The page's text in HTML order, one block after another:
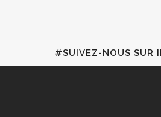
#SUIVEZ-NOUS SUR